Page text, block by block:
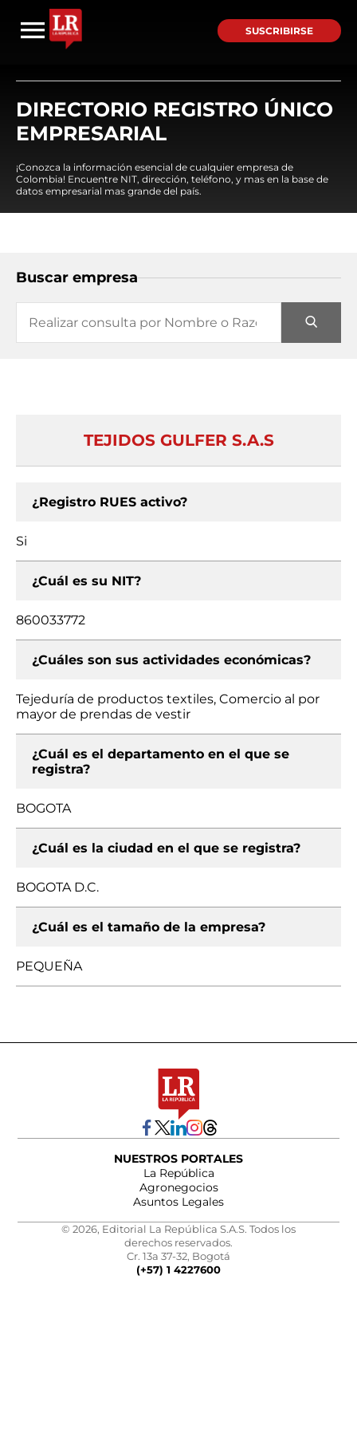
SUSCRIBIRSE
DIRECTORIO REGISTRO ÚNICO
EMPRESARIAL
¡Conozca la información esencial de cualquier empresa de
Colombia! Encuentre NIT, dirección, teléfono, y mas en la base de
datos empresarial mas grande del país.
Buscar empresa
TEJIDOS GULFER S.A.S
¿Registro RUES activo?
Si
¿Cuál es su NIT?
860033772
¿Cuáles son sus actividades económicas?
Tejeduría de productos textiles, Comercio al por
mayor de prendas de vestir
¿Cuál es el departamento en el que se
registra?
BOGOTA
¿Cuál es la ciudad en el que se registra?
BOGOTA D.C.
¿Cuál es el tamaño de la empresa?
PEQUEÑA
NUESTROS PORTALES
La República
Agronegocios
Asuntos Legales
© 2026, Editorial La República S.A.S. Todos los
derechos reservados.
Cr. 13a 37-32, Bogotá
(+57) 1 4227600